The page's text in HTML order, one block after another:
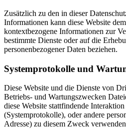
Zusätzlich zu den in dieser
Informationen kann diese Website
kontextbezogene Informationen zur
bestimmte Dienste oder auf die
personenbezogener Daten beziehen.
Systemprotokolle und
Diese Website und die Dienste von
Betriebs- und Wartungszwecken
diese Website stattfindende
(Systemprotokolle), oder andere
Adresse) zu diesem Zweck